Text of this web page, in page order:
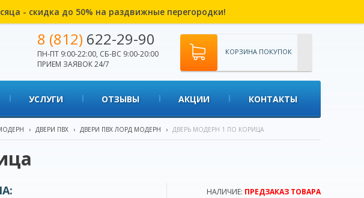
- скидка до 50% на раздвижные перегородки!
8 (812) 622-29-90
ПН-ПТ 9:00-22:00, СБ-ВС 9:00-20:00
ПРИЕМ ЗАЯВОК 24/7
КОРЗИНА ПОКУПОК
УСЛУГИ ОТЗЫВЫ АКЦИИ КОНТАКТЫ
› ДВЕРИ ПВХ › ДВЕРИ ПВХ ЛОРД МОДЕРН › ДВЕРЬ МОДЕРН 1 ПО КОРИЦА
НАЛИЧИЕ: ПРЕДЗАКАЗ ТОВАРА